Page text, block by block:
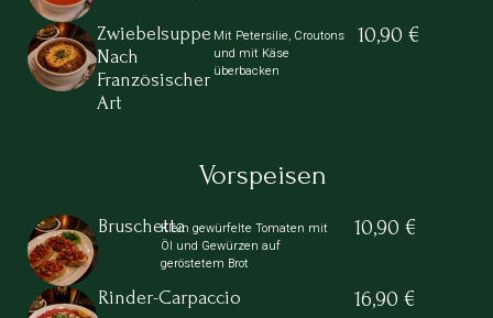
Zwiebelsuppe
Nach
Französischer
Art
Mit Petersilie, Croutons
und mit Käse
überbacken
10,90 €
Vorspeisen
BruschettaKlein gewürfelte Tomaten mit
Öl und Gewürzen auf
geröstetem Brot
10,90 €
Rinder-Carpaccio 16,90 €